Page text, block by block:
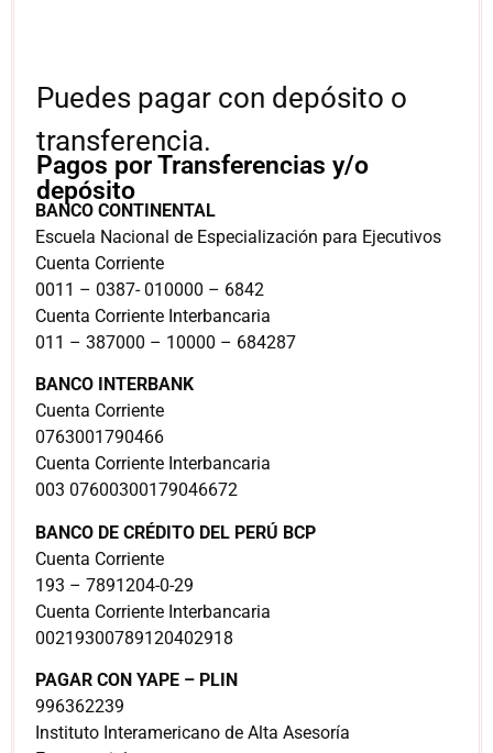
Puedes pagar con depósito o
transferencia.
BANCO CONTINENTAL
Escuela Nacional de Especialización para Ejecutivos
Cuenta Corriente
0011 – 0387- 010000 – 6842
Cuenta Corriente Interbancaria
011 – 387000 – 10000 – 684287
BANCO INTERBANK
Cuenta Corriente
0763001790466
Cuenta Corriente Interbancaria
003 07600300179046672
BANCO DE CRÉDITO DEL PERÚ BCP
Cuenta Corriente
193 – 7891204-0-29
Cuenta Corriente Interbancaria
00219300789120402918
PAGAR CON YAPE – PLIN
996362239
Instituto Interamericano de Alta Asesoría
Pagos por Transferencias y/o
depósito